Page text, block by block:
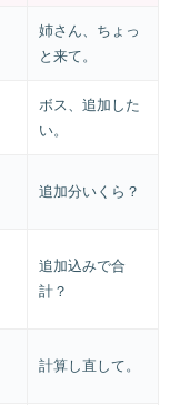
姉さん、ちょっ
と来て。
ボス、追加した
い。
追加分いくら？
追加込みで合
計？
計算し直して。